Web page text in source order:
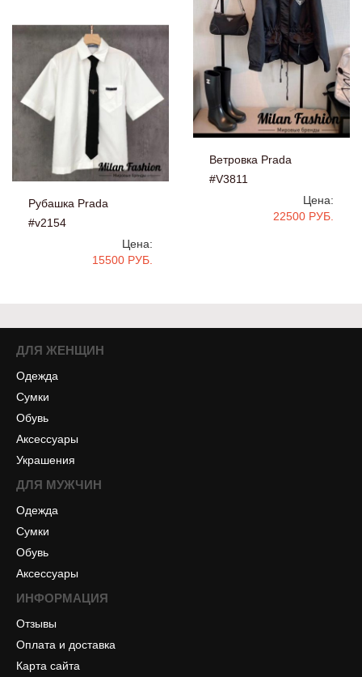
Ветровка Prada
#V3811
Цена:
22500 РУБ.
Рубашка Prada
#v2154
Цена:
15500 РУБ.
ДЛЯ ЖЕНЩИН
Одежда
Сумки
Обувь
Аксессуары
Украшения
ДЛЯ МУЖЧИН
Одежда
Сумки
Обувь
Аксессуары
ИНФОРМАЦИЯ
Отзывы
Оплата и доставка
Карта сайта